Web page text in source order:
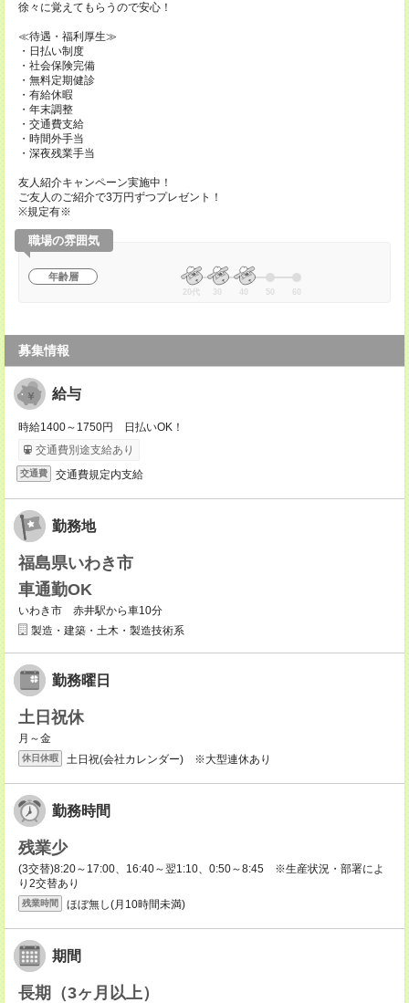
徐々に覚えてもらうので安心！
≪待遇・福利厚生≫
・日払い制度
・社会保険完備
・無料定期健診
・有給休暇
・年末調整
・交通費支給
・時間外手当
・深夜残業手当
友人紹介キャンペーン実施中！
ご友人のご紹介で3万円ずつプレゼント！
※規定有※
職場の雰囲気
年齢層
20代 30 40 50 60
募集情報
給与
時給1400～1750円 日払いOK！
交通費別途支給あり
交通費 交通費規定内支給
勤務地
福島県いわき市
車通勤OK
いわき市 赤井駅から車10分
製造・建築・土木・製造技術系
勤務曜日
土日祝休
月～金
休日休暇 土日祝(会社カレンダー) ※大型連休あり
勤務時間
残業少
(3交替)8:20～17:00、16:40～翌1:10、0:50～8:45 ※生産状況・部署によ
り2交替あり
残業時間 ほぼ無し(月10時間未満)
期間
長期（3ヶ月以上）